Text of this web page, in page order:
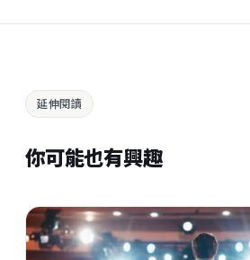
延伸閱讀
你可能也有興趣